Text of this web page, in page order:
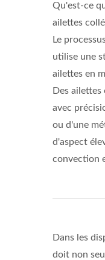
Qu'est-ce
ailettes
Le
utilise une
ailettes en
Des
avec
ou d'une
d'aspect
convection
Dans les
doit non